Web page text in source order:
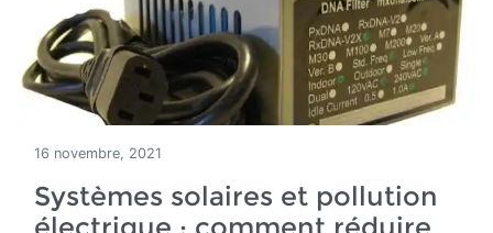
16 novembre, 2021
Systèmes solaires et pollution